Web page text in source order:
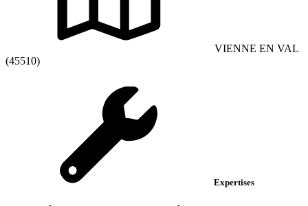
VIENNE EN VAL
(45510)
Expertises